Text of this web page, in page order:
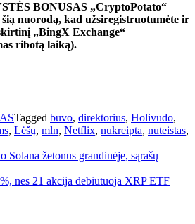
BONUSAS „CryptoPotato“
nuorodą, kad užsiregistruotumėte ir
„BingX Exchange“
ribotą laiką).
Tagged buvo, direktorius, Holivudo,
, Lėšų, mln, Netflix, nukreipta, nuteistas,
Solana žetonus grandinėje, sąrašų
nes 21 akcija debiutuoja XRP ETF